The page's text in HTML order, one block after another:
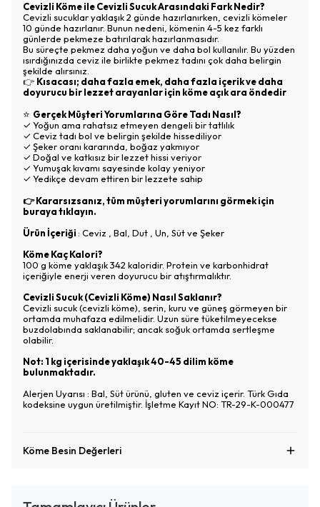
Cevizli Köme ile Cevizli Sucuk Arasındaki Fark Nedir?
Cevizli sucuklar yaklaşık 2 günde hazırlanırken, cevizli kömeler
10 günde hazırlanır. Bunun nedeni, kömenin 4-5 kez farklı
günlerde pekmeze batırılarak hazırlanmasıdır.
Bu süreçte pekmez daha yoğun ve daha bol kullanılır. Bu yüzden
ısırdığınızda ceviz ile birlikte pekmez tadını çok daha belirgin
şekilde alırsınız.
👉 Kısacası; daha fazla emek, daha fazla içerik ve daha
doyurucu bir lezzet arayanlar için köme açık ara öndedir
⭐ Gerçek Müşteri Yorumlarına Göre Tadı Nasıl?
✓ Yoğun ama rahatsız etmeyen dengeli bir tatlılık
✓ Ceviz tadı bol ve belirgin şekilde hissediliyor
✓ Şeker oranı kararında, boğaz yakmıyor
✓ Doğal ve katkısız bir lezzet hissi veriyor
✓ Yumuşak kıvamı sayesinde kolay yeniyor
✓ Yedikçe devam ettiren bir lezzete sahip
👉 Kararsızsanız, tüm müşteri yorumlarını görmek için
buraya tıklayın.
Ürün İçeriği : Ceviz , Bal, Dut , Un, Süt ve Şeker
Köme Kaç Kalori?
100 g köme yaklaşık 342 kaloridir. Protein ve karbonhidrat
içeriğiyle enerji veren doyurucu bir atıştırmalıktır.
Cevizli Sucuk (Cevizli Köme) Nasıl Saklanır?
Cevizli sucuk (cevizli köme), serin, kuru ve güneş görmeyen bir
ortamda muhafaza edilmelidir. Uzun süre tüketilmeyecekse
buzdolabında saklanabilir; ancak soğuk ortamda sertleşme
olabilir.
Not: 1 kg içerisinde yaklaşık 40-45 dilim köme
bulunmaktadır.
Alerjen Uyarısı : Bal, Süt ürünü, gluten ve ceviz içerir. Türk Gıda
kodeksine uygun üretilmiştir. İşletme Kayıt NO: TR-29-K-000477
Köme Besin Değerleri